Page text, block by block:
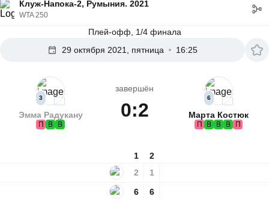
Клуж-Напока-2, Румыния. 2021
WTA 250
Плей-офф, 1/4 финала
29 октября 2021, пятница
16:25
3
Эмма Радукану
П В В
завершён
0:2
6
Марта Костюк
П В В В П
1
2
6
2
1
6